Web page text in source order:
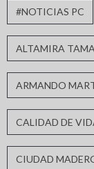
#NOTICIAS PC
ALTAMIRA
ARMANDO
CALIDAD DE
CIUDAD